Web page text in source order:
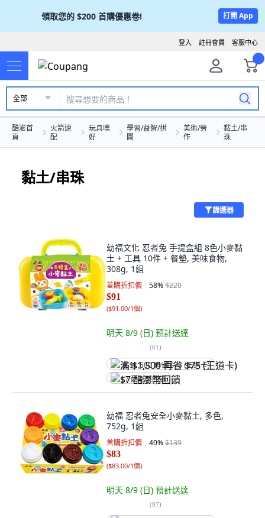
領取您的 $200 首購優惠卷! 打開 App
客服中心
註冊會員
登入
全部
酷澎首
頁
火箭速
配
玩具嗜
好
學習/益智/拼
圖
美術/勞
作
黏土/串
珠
黏土/串珠
篩選器
幼福文化 忍者兔 手提盒組 8色小麥黏
土 + 工具 10件 + 餐墊, 美味食物,
308g, 1組
首購折扣價 58%$220
$91
($91.00/1個)
明天 8/9 (日) 預計送達
(61)
满 $1,500 再省 $75 (王道卡)
$7 酷澎幣回饋
幼福 忍者兔安全小麥黏土, 多色,
752g, 1組
首購折扣價 40%$139
$83
($83.00/1個)
明天 8/9 (日) 預計送達
(97)